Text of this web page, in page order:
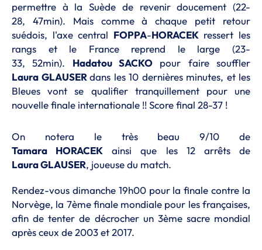
permettre à la Suède de revenir doucement (22-
28, 47min). Mais comme à chaque petit retour
suédois, l'axe central FOPPA-HORACEKressert les
rangs et le France reprend le large (23-
33,52min). Hadatou SACKO pour faire souffler
Laura GLAUSER dans les 10 dernières minutes, et les
Bleues vont se qualifier tranquillement pour une
nouvelle finale internationale !!Score final 28-37 !
On notera le très beau 9/10 de
Tamara HORACEK ainsi que les 12 arrêts de
LauraGLAUSER, joueuse du match.
Rendez-vous dimanche 19h00pour la finale contre la
Norvège, la 7ème finale mondiale pour les françaises,
afin de tenter de décrocher un 3ème sacre mondial
après ceux de 2003 et 2017.